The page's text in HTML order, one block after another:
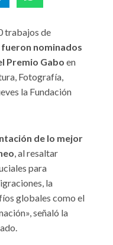
trabajos de
nominados
Premio Gabo en
Fotografía,
la Fundación
de lo mejor
, al resaltar
para
la
globales como el
señaló la